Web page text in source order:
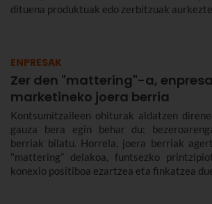
dituena produktuak edo zerbitzuak
ENPRESAK
Zer den "mattering"-a,
marketineko joera berria
Kontsumitzaileen ohiturak aldatzen
gauza bera egin behar du:
berriak bilatu. Horrela, joera berriak
"mattering” delakoa, funtsezko
konexio positiboa ezartzea eta finkatzea